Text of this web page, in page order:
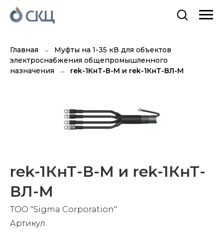
Главная
Муфты на 1-35 кВ для объектов
электроснабжения общепромышленного
назначения
rek-1КнТ-В-М и rek-1КнТ-ВЛ-М
rek-1КнТ-В-М и rek-1КнТ-
ВЛ-М
TOO "Sigma Corporation"
Артикул: